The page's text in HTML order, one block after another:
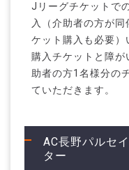
Jリーグチケットで
入（介助者の方が
ケット購入も必要）
購入チケットと障が
助者の方1名様分の
ていただきます。
AC長野パルセ
ター